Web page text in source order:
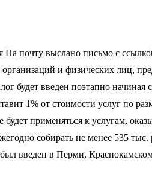
почту выслано письмо с
и физических лиц,
введен поэтапно начиная с
1% от стоимости услуг по
применяться к услугам,
собирать не менее 535 тыс.
введен в Перми,